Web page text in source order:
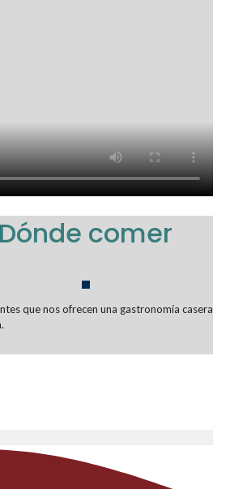
Dónde comer
que nos ofrecen una gastronomía casera